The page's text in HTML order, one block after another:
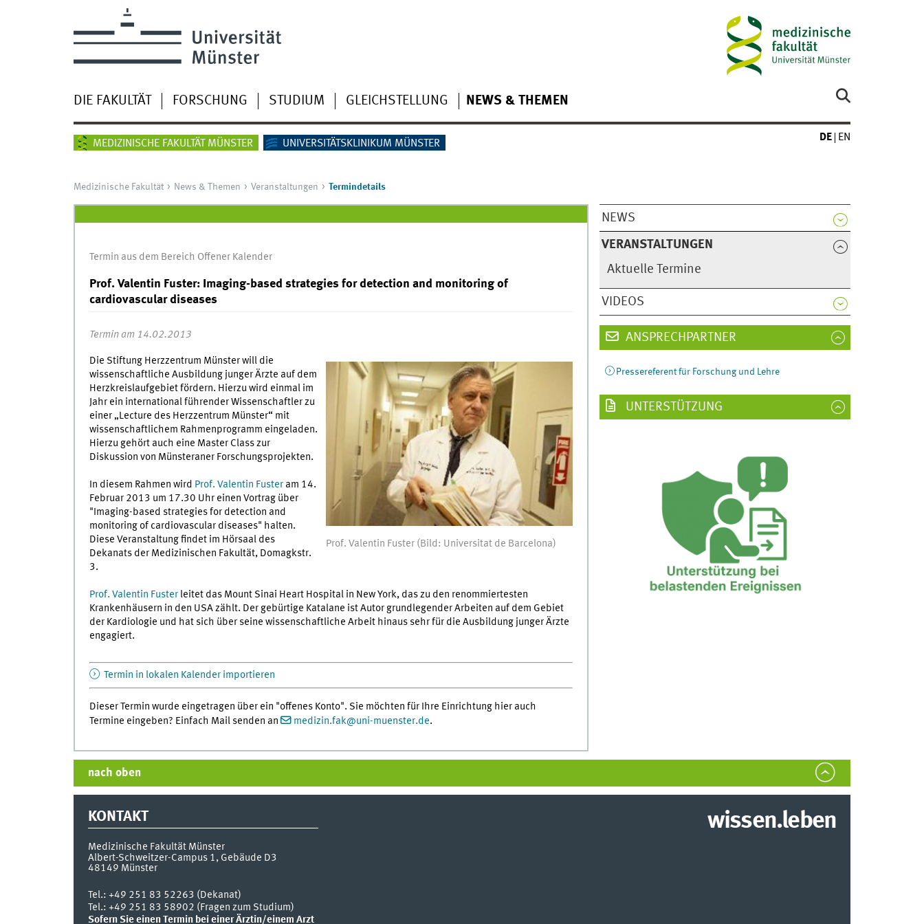
DIE FAKULTÄT FORSCHUNG STUDIUM GLEICHSTELLUNG NEWS & THEMEN
MEDIZINISCHE FAKULTÄT MÜNSTER UNIVERSITÄTSKLINIKUM MÜNSTER
DE EN
Medizinische Fakultät News & Themen Veranstaltungen Termindetails
NEWS
VERANSTALTUNGEN
Aktuelle Termine
VIDEOS
Termin aus dem Bereich Offener Kalender
Prof. Valentin Fuster: Imaging-based strategies for detection and monitoring of
cardiovascular diseases
Termin am 14.02.2013
Prof. Valentin Fuster (Bild: Universitat de Barcelona)
Die Stiftung Herzzentrum Münster will die
wissenschaftliche Ausbildung junger Ärzte auf dem
Herzkreislaufgebiet fördern. Hierzu wird einmal im
Jahr ein international führender Wissenschaftler zu
einer „Lecture des Herzzentrum Münster“ mit
wissenschaftlichem Rahmenprogramm eingeladen.
Hierzu gehört auch eine Master Class zur
Diskussion von Münsteraner Forschungsprojekten.
In diesem Rahmen wird Prof. Valentin Fusteram 14.
Februar 2013 um 17.30 Uhr einen Vortrag über
"Imaging-based strategies for detection and
monitoring of cardiovascular diseases" halten.
Diese Veranstaltung findet im Hörsaal des
Dekanats der Medizinischen Fakultät, Domagkstr.
3.
Prof. Valentin Fusterleitet das Mount Sinai Heart Hospital in New York, das zu den renommiertesten
Krankenhäusern in den USA zählt. Der gebürtige Katalane ist Autor grundlegender Arbeiten auf dem Gebiet
der Kardiologie und hat sich über seine wissenschaftliche Arbeit hinaus sehr für die Ausbildung junger Ärzte
engagiert.
Termin in lokalen Kalender importieren
Dieser Termin wurde eingetragen über ein "offenes Konto". Sie möchten für Ihre Einrichtung hier auch
Termine eingeben? Einfach Mail senden an
medizin.fak@uni-muenster.de.
ANSPRECHPARTNER
Pressereferent für Forschung und Lehre
UNTERSTÜTZUNG
nach oben
KONTAKT
Medizinische Fakultät Münster
Albert-Schweitzer-Campus 1, Gebäude D3
48149 Münster
Tel.: +49 251 83 52263 (Dekanat)
Tel.: +49 251 83 58902 (Fragen zum Studium)
Sofern Sie einen Termin bei einer Ärztin/einem Arzt
wissen.leben